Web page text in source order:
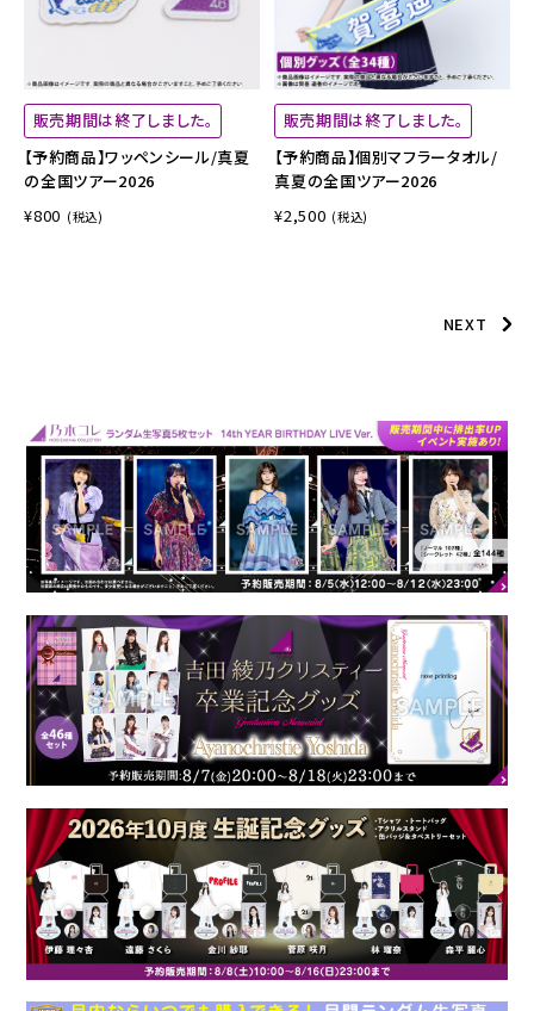
販売期間は終了しました。
【予約商品】ワッペンシール/真夏
の全国ツアー2026
¥800 (税込)
販売期間は終了しました。
【予約商品】個別マフラータオル/
真夏の全国ツアー2026
¥2,500 (税込)
NEXT